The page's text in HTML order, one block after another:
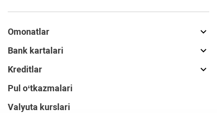
Omonatlar
Bank kartalari
Kreditlar
Pul o‘tkazmalari
Valyuta kurslari